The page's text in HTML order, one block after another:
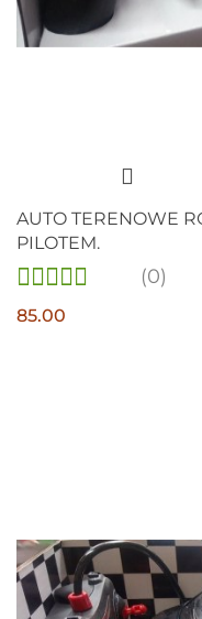
AUTO TERENOWE
PILOTEM.
(0)
85.00